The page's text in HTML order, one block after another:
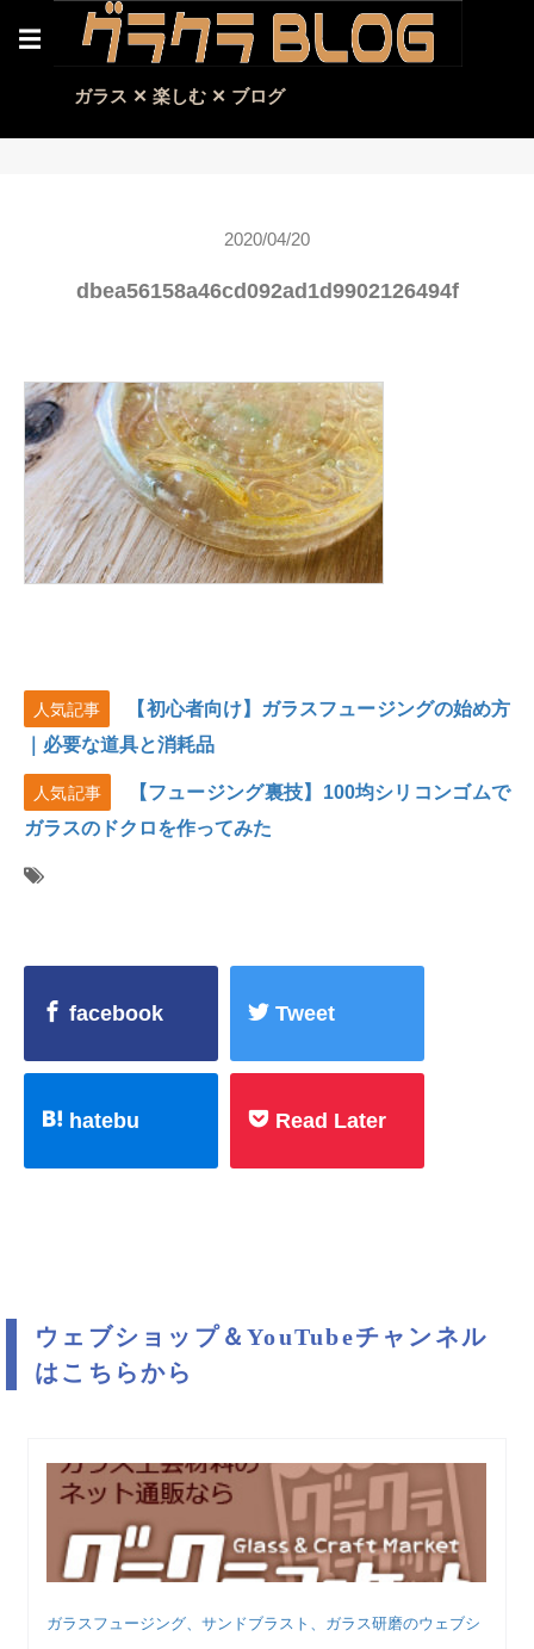
☰
ガラス ✕ 楽しむ ✕ ブログ
2020/04/20
dbea56158a46cd092ad1d9902126494f
人気記事
【初心者向け】ガラスフュージングの始め方
｜必要な道具と消耗品
人気記事
【フュージング裏技】100均シリコンゴムで
ガラスのドクロを作ってみた
facebook Tweet
hatebu Read Later
ウェブショップ＆YouTubeチャンネル
はこちらから
ガラスフュージング、サンドブラスト、ガラス研磨のウェブシ